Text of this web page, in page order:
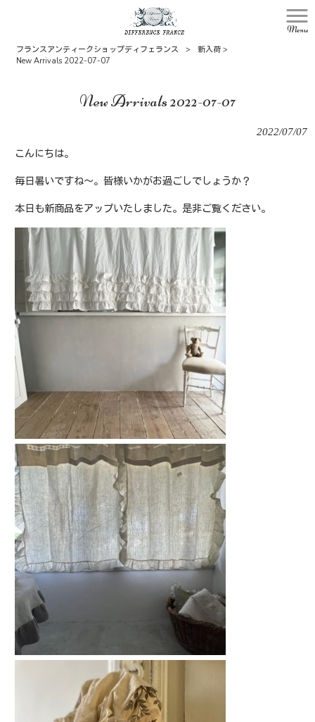
Menu
フランスアンティークショップディフェランス > 新入荷 >
New Arrivals 2022-07-07
New Arrivals 2022-07-07
2022/07/07
こんにちは。
毎日暑いですね～。皆様いかがお過ごしでしょうか？
本日も新商品をアップいたしました。是非ご覧ください。